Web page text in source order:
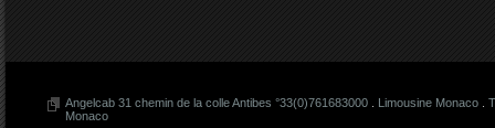
Angelcab 31 chemin de la colle Antibes °33(0)761683000 Limousine Monaco
Monaco